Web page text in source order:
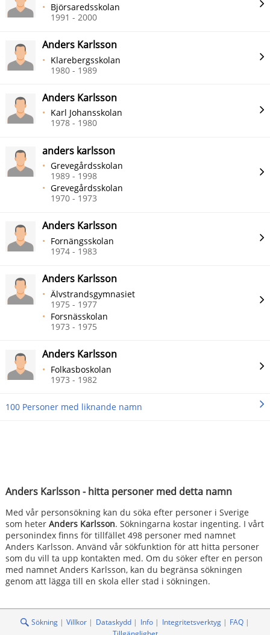
Anders Karlsson - hitta personer med detta namn
Med vår personsökning kan du söka efter personer i Sverige
som heter Anders Karlsson. Sökningarna kostar ingenting. I vårt
personindex finns för tillfället 498 personer med namnet
Anders Karlsson. Använd vår sökfunktion för att hitta personer
som du vill ta upp kontakten med. Om du söker efter en person
med namnet Anders Karlsson, kan du begränsa sökningen
genom att lägga till en skola eller stad i sökningen.
Björsaredsskolan
1991 - 2000
Anders Karlsson
Klarebergsskolan
1980 - 1989
Anders Karlsson
Karl Johansskolan
1978 - 1980
anders karlsson
Grevegårdsskolan
1989 - 1998
Grevegårdsskolan
1970 - 1973
Anders Karlsson
Fornängsskolan
1974 - 1983
Anders Karlsson
Älvstrandsgymnasiet
1975 - 1977
Forsnässkolan
1973 - 1975
Anders Karlsson
Folkasboskolan
1973 - 1982
100 Personer med liknande namn
Sökning Villkor Dataskydd Info Integritetsverktyg
FAQ